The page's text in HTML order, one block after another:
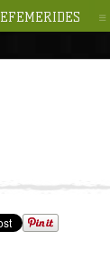
EFEMERIDES